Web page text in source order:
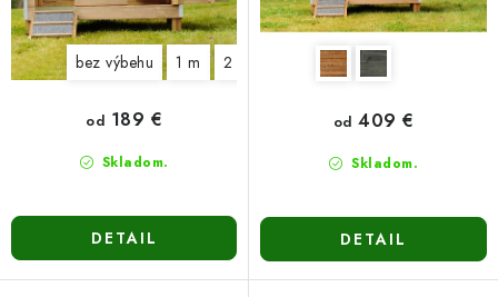
bez výbehu 1 m 2 m
Skladom.
od 189 €
DETAIL
Skladom.
od 409 €
DETAIL